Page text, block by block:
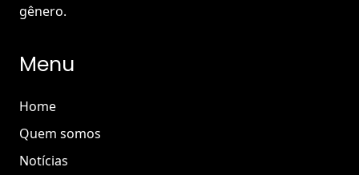
gênero.
Menu
Home
Quem somos
Notícias